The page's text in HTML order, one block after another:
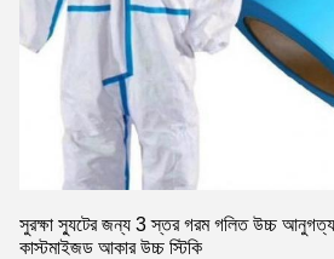
সুরক্ষা স্যুটের জন্য 3 স্তর গরম গলিত উচ্চ আনুগত্য
কাস্টমাইজড আকার উচ্চ স্টিকি